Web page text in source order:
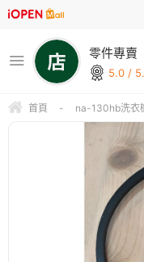
零件專賣
5.0 /
首頁 - na-130hb洗衣